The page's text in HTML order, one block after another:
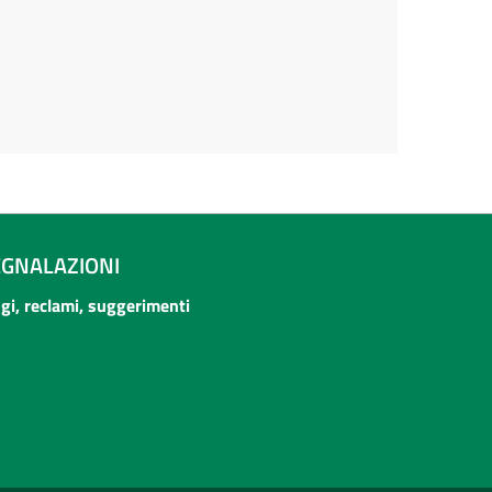
reclami, suggerimenti